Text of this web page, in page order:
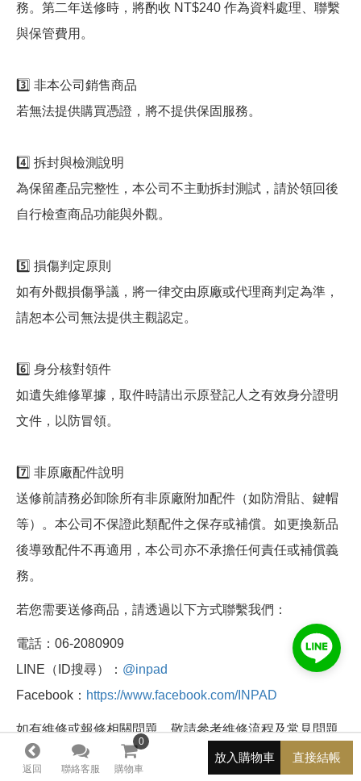
返回 聯絡客服
0
購物車
直接結帳
放入購物車
務。第二年送修時，將酌收 NT$240 作為資料處理、聯繫
與保管費用。
3️⃣ 非本公司銷售商品
若無法提供購買憑證，將不提供保固服務。
4️⃣ 拆封與檢測說明
為保留產品完整性，本公司不主動拆封測試，請於領回後
自行檢查商品功能與外觀。
5️⃣ 損傷判定原則
如有外觀損傷爭議，將一律交由原廠或代理商判定為準，
請恕本公司無法提供主觀認定。
6️⃣ 身分核對領件
如遺失維修單據，取件時請出示原登記人之有效身分證明
文件，以防冒領。
7️⃣ 非原廠配件說明
送修前請務必卸除所有非原廠附加配件（如防滑貼、鍵帽
等）。本公司不保證此類配件之保存或補償。如更換新品
後導致配件不再適用，本公司亦不承擔任何責任或補償義
務。
若您需要送修商品，請透過以下方式聯繫我們：
電話：06-2080909
LINE（ID搜尋）： @inpad
Facebook： https://www.facebook.com/INPAD
如有維修或報修相關問題，敬請參考維修流程及常見問題
解答
（Q&A）
0